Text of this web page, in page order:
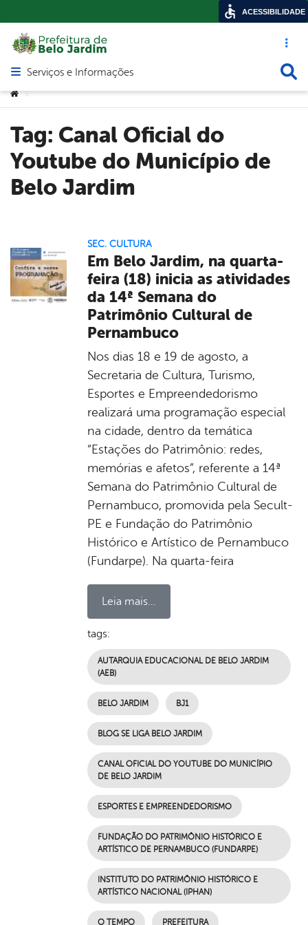
Acesso
Abrir menu principal de navegação
Serviços e Informações
Você está aqui:
>
Tag: Canal Oficial do
Youtube do Município de
Belo Jardim
SEC. CULTURA
Em Belo Jardim, na quarta-
feira (18) inicia as atividades
da 14ª Semana do
Patrimônio Cultural de
Pernambuco
Nos dias 18 e 19 de agosto, a
Secretaria de Cultura, Turismo,
Esportes e Empreendedorismo
realizará uma programação especial
na cidade, dentro da temática
“Estações do Patrimônio: redes,
memórias e afetos”, referente a 14ª
Semana do Patrimônio Cultural de
Pernambuco, promovida pela Secult-
PE e Fundação do Patrimônio
Histórico e Artístico de Pernambuco
(Fundarpe). Na quarta-feira
Leia mais...
tags:
AUTARQUIA EDUCACIONAL DE BELO JARDIM
(AEB)
BELO JARDIM BJ1
BLOG SE LIGA BELO JARDIM
CANAL OFICIAL DO YOUTUBE DO MUNICÍPIO
DE BELO JARDIM
ESPORTES E EMPREENDEDORISMO
FUNDAÇÃO DO PATRIMÔNIO HISTÓRICO E
ARTÍSTICO DE PERNAMBUCO (FUNDARPE)
INSTITUTO DO PATRIMÔNIO HISTÓRICO E
ARTÍSTICO NACIONAL (IPHAN)
O TEMPO PREFEITURA
ACESSIBILIDADE